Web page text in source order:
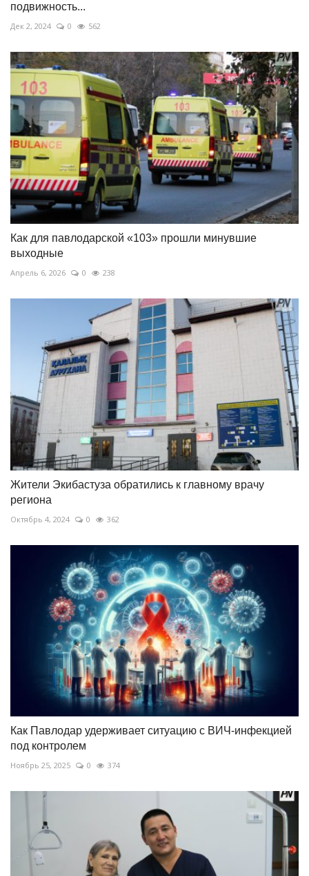
подвижность...
Дек 2, 2024 0 562
Как для павлодарской «103» прошли минувшие
выходные
Апрель 6, 2026 0 238
Жители Экибастуза обратились к главному врачу
региона
Октябрь 4, 2024 0 362
Как Павлодар удерживает ситуацию с ВИЧ-инфекцией
под контролем
Ноябрь 25, 2025 0 374